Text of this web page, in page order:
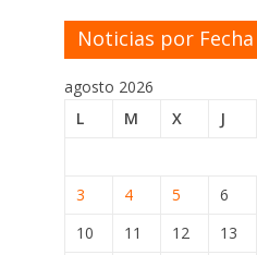
Noticias por Fecha
agosto 2026
L
M X J
3
4 5 6
10
11 12 13